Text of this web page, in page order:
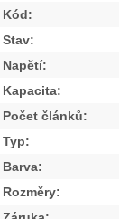
Kód:
Stav:
Napětí:
Kapacita:
Počet článků:
Typ:
Barva:
Rozměry: